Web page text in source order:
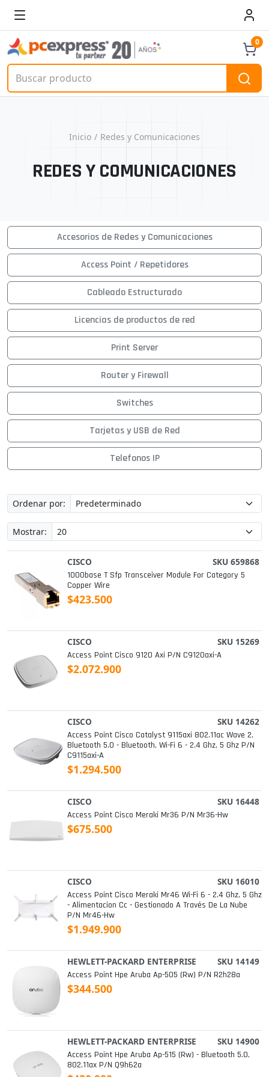
0
Inicio Redes y Comunicaciones
REDES Y COMUNICACIONES
Accesorios de Redes y Comunicaciones
Access Point / Repetidores
Cableado Estructurado
Licencias de productos de red
Print Server
Router y Firewall
Switches
Tarjetas y USB de Red
Telefonos IP
Ordenar por:
Mostrar:
CISCO SKU 659868
1000base T Sfp Transceiver Module For Category 5
Copper Wire
$423.500
CISCO SKU 15269
Access Point Cisco 9120 Axi P/n C9120axi-A
$2.072.900
CISCO SKU 14262
Access Point Cisco Catalyst 9115axi 802.11ac Wave 2,
Bluetooth 5.0 - Bluetooth, Wi-Fi 6 - 2.4 Ghz, 5 Ghz P/n
C9115axi-A
$1.294.500
CISCO SKU 16448
Access Point Cisco Meraki Mr36 P/n Mr36-Hw
$675.500
CISCO SKU 16010
Access Point Cisco Meraki Mr46 Wi-Fi 6 - 2.4 Ghz, 5 Ghz
- Alimentacion Cc - Gestionado A Través De La Nube
P/n Mr46-Hw
$1.949.900
HEWLETT-PACKARD ENTERPRISE SKU 14149
Access Point Hpe Aruba Ap-505 (rw) P/n R2h28a
$344.500
HEWLETT-PACKARD ENTERPRISE SKU 14900
Access Point Hpe Aruba Ap-515 (rw) - Bluetooth 5.0,
802.11ax P/n Q9h62a